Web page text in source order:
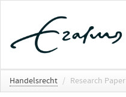
Handelsrecht / Research Paper